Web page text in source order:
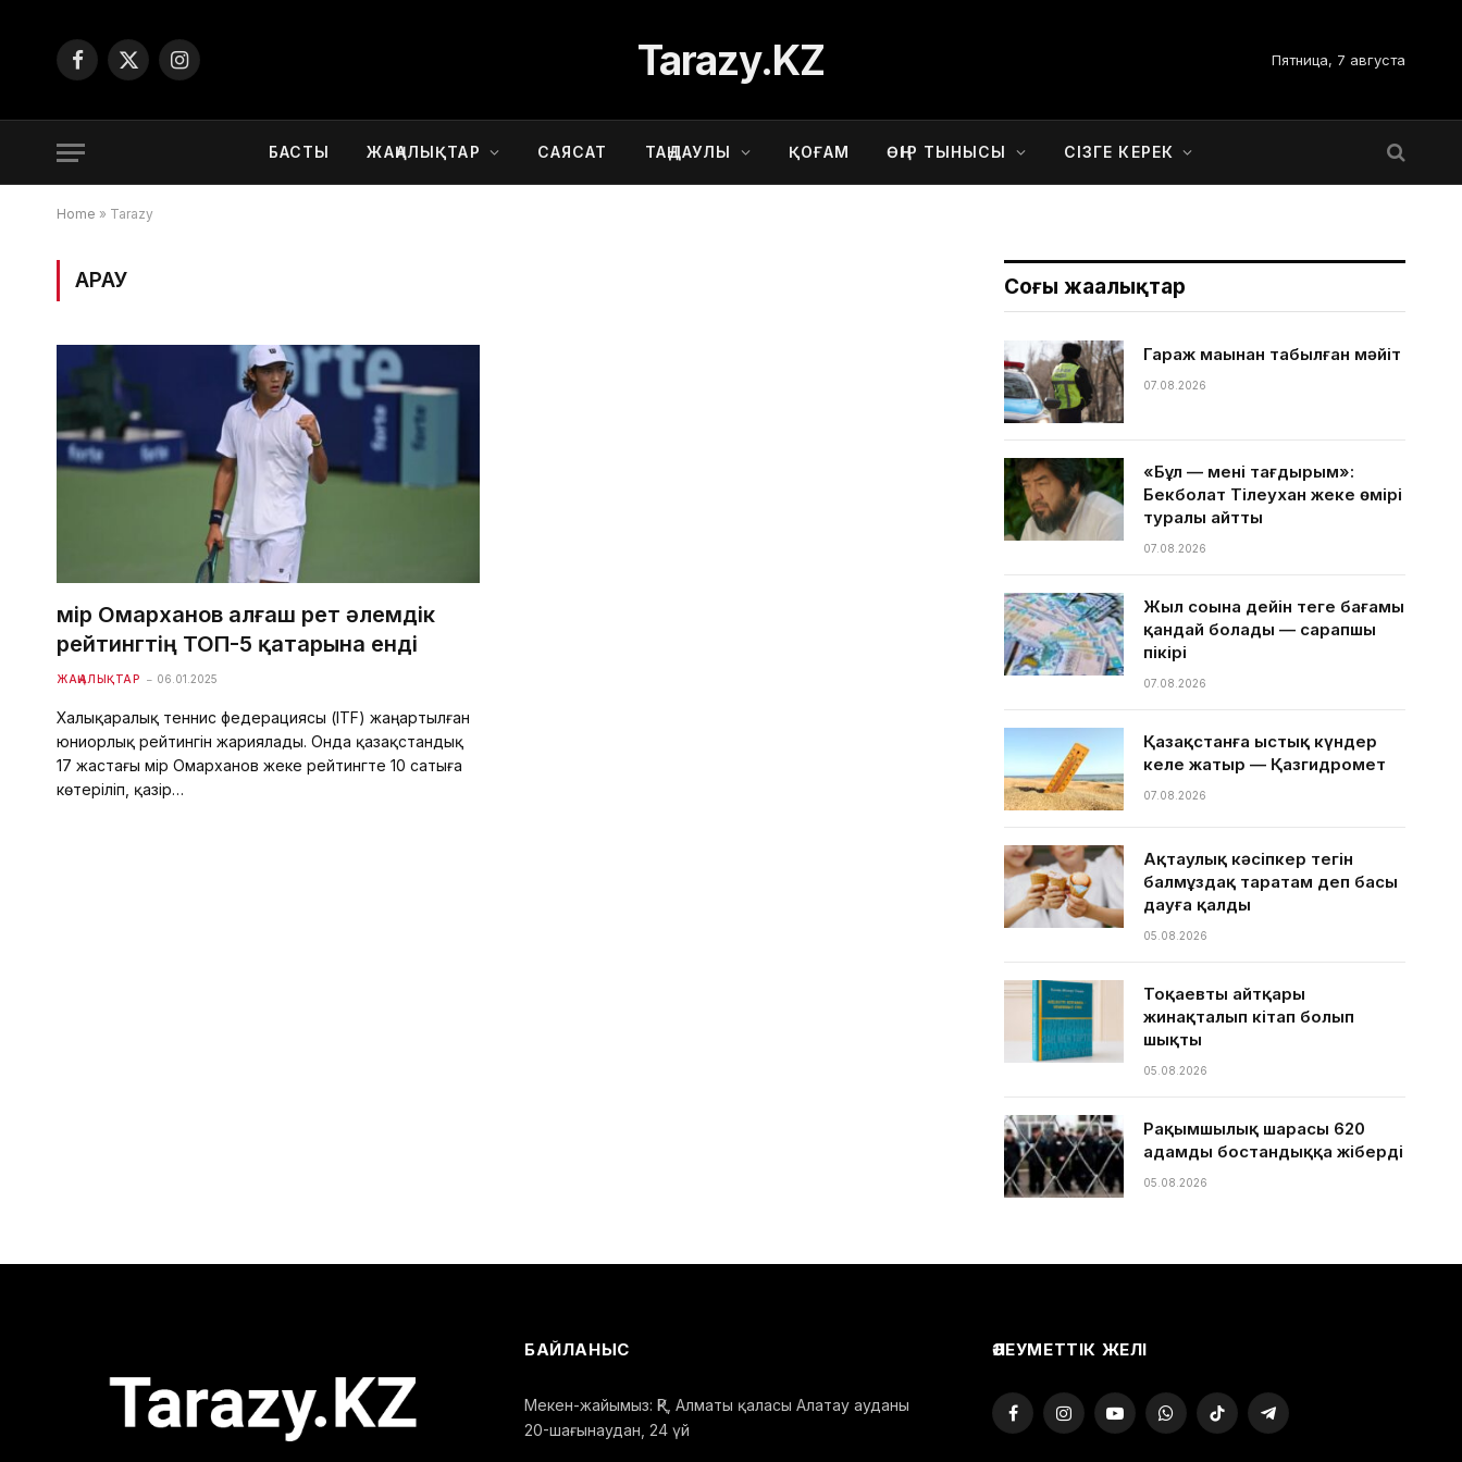
Facebook
X
Instagram Tarazy.KZ Пятница, 7 августа
БАСТЫ ЖАҢАЛЫҚТАР САЯСАТ ТАҢДАУЛЫ ҚОҒАМ ӨҢІР ТЫНЫСЫ СІЗГЕ КЕРЕК
Home » Tarazy
ҚАРАУ
Әмір Омарханов алғаш рет әлемдік
рейтингтің ТОП-5 қатарына енді
ЖАҢАЛЫҚТАР 06.01.2025
Халықаралық теннис федерациясы (ITF) жаңартылған
юниорлық рейтингін жариялады. Онда қазақстандық
17 жастағы Әмір Омарханов жеке рейтингте 10 сатыға
көтеріліп, қазір…
Соңғы жаңалықтар
Гараж маңынан табылған мәйіт
07.08.2026
«Бұл — менің тағдырым»:
Бекболат Тілеухан жеке өмірі
туралы айтты
07.08.2026
Жыл соңына дейін теңге бағамы
қандай болады — сарапшы
пікірі
07.08.2026
Қазақстанға ыстық күндер
келе жатыр — Қазгидромет
07.08.2026
Ақтаулық кәсіпкер тегін
балмұздақ таратам деп басы
дауға қалды
05.08.2026
Тоқаевтың айтқары
жинақталып кітап болып
шықты
05.08.2026
Рақымшылық шарасы 620
адамды бостандыққа жіберді
05.08.2026
БАЙЛАНЫС
Мекен-жайымыз: ҚР, Алматы қаласы Алатау ауданы
20-шағынаудан, 24 үй
ӘЛЕУМЕТТІК ЖЕЛІ
FacebookInstagramYouTubeWhatsAppTikTok Telegram